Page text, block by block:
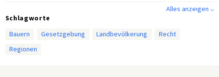
konnten, diese jedoch in die Hand neuer bäuerlicher Besitzer
überführen mussten und es ihnen untersagt war, die Grundstücke in die
bestellt hatten, handelten unter Vermittlung königlicher Justizbeamter
Alles anzeigen ⌵
Schlagworte
Bauern
Gesetzgebung Landbevölkerung
Recht
Regionen